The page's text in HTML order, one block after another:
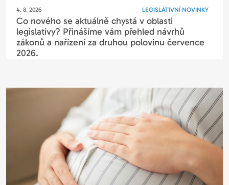
4. 8. 2026 LEGISLATIVNÍ NOVINKY
Co nového se aktuálně chystá v oblasti
legislativy? Přinášíme vám přehled návrhů
zákonů a nařízení za druhou polovinu července
2026.